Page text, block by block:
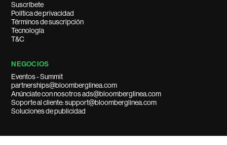
Suscríbete
Política de privacidad
Términos de suscripción
Tecnología
T&C
NEGOCIOS
Eventos - Summit
partnerships@bloomberglinea.com
Anúnciate con nosotros ads@bloomberglinea.com
Soporte al cliente: support@bloomberglinea.com
Soluciones de publicidad